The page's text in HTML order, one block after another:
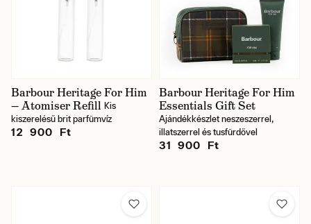
Barbour Heritage For Him
— Atomiser Refill Kis
kiszerelésű brit parfümvíz
12 900 Ft
Barbour Heritage For Him
Essentials Gift Set
Ajándékkészlet neszeszerrel,
illatszerrel és tusfürdővel
31 900 Ft